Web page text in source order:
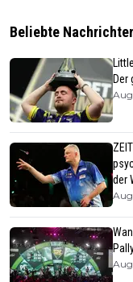
Beliebte
Der
Aug
der
Aug
Aug